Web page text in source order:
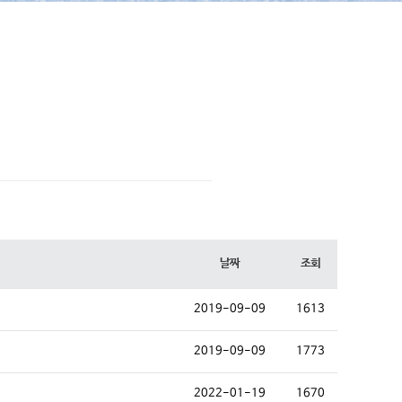
날짜 조회
2019-09-09 1613
2019-09-09 1773
2022-01-19 1670